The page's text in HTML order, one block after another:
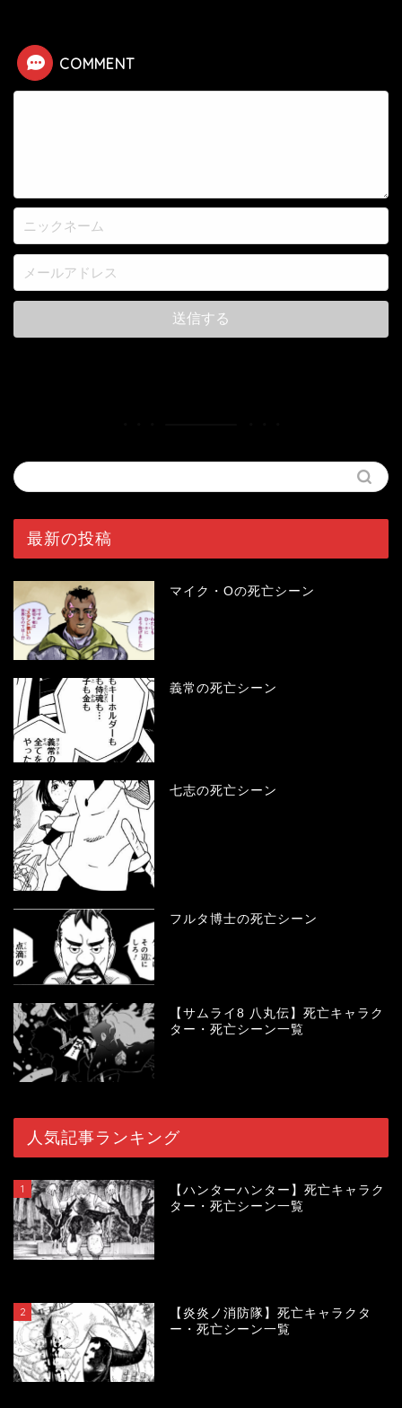
COMMENT
最新の投稿
マイク・Oの死亡シーン
義常の死亡シーン
七志の死亡シーン
フルタ博士の死亡シーン
【サムライ8 八丸伝】死亡キャラク
ター・死亡シーン一覧
人気記事ランキング
1
【ハンターハンター】死亡キャラク
ター・死亡シーン一覧
2
【炎炎ノ消防隊】死亡キャラクタ
ー・死亡シーン一覧